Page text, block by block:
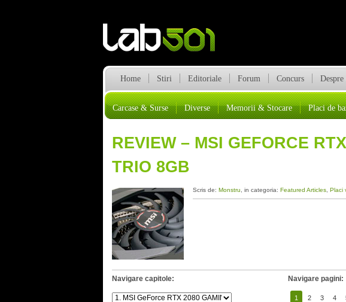
Home Stiri Editoriale Forum Concurs Despre
Carcase & Surse Diverse Memorii & Stocare Placi de
REVIEW – MSI GEFORCE
TRIO 8GB
Scris de: Monstru , in categoria: Featured Articles, Placi
Navigare capitole: Navigare pagini:
1 2 3 4